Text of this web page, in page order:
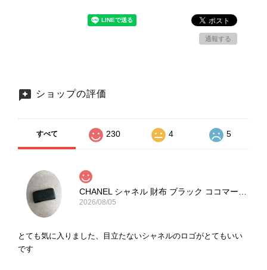
通報する
ショップの評価
すべて 230 4 5
CHANEL シャネル 財布 ブラック ココマーク レザー キャビアスキン 長財布 vintage ヴィンテージ オールド cvjxwf
2026/08/05
とても気に入りました、目立たないシャネルのロゴがとてもいい
です